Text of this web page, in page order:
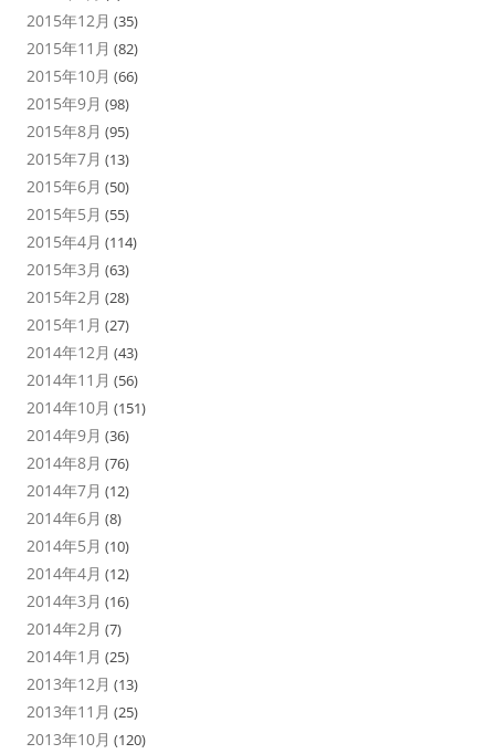
2015年12月 (35)
2015年11月 (82)
2015年10月 (66)
2015年9月 (98)
2015年8月 (95)
2015年7月 (13)
2015年6月 (50)
2015年5月 (55)
2015年4月 (114)
2015年3月 (63)
2015年2月 (28)
2015年1月 (27)
2014年12月 (43)
2014年11月 (56)
2014年10月 (151)
2014年9月 (36)
2014年8月 (76)
2014年7月 (12)
2014年6月 (8)
2014年5月 (10)
2014年4月 (12)
2014年3月 (16)
2014年2月 (7)
2014年1月 (25)
2013年12月 (13)
2013年11月 (25)
2013年10月 (120)